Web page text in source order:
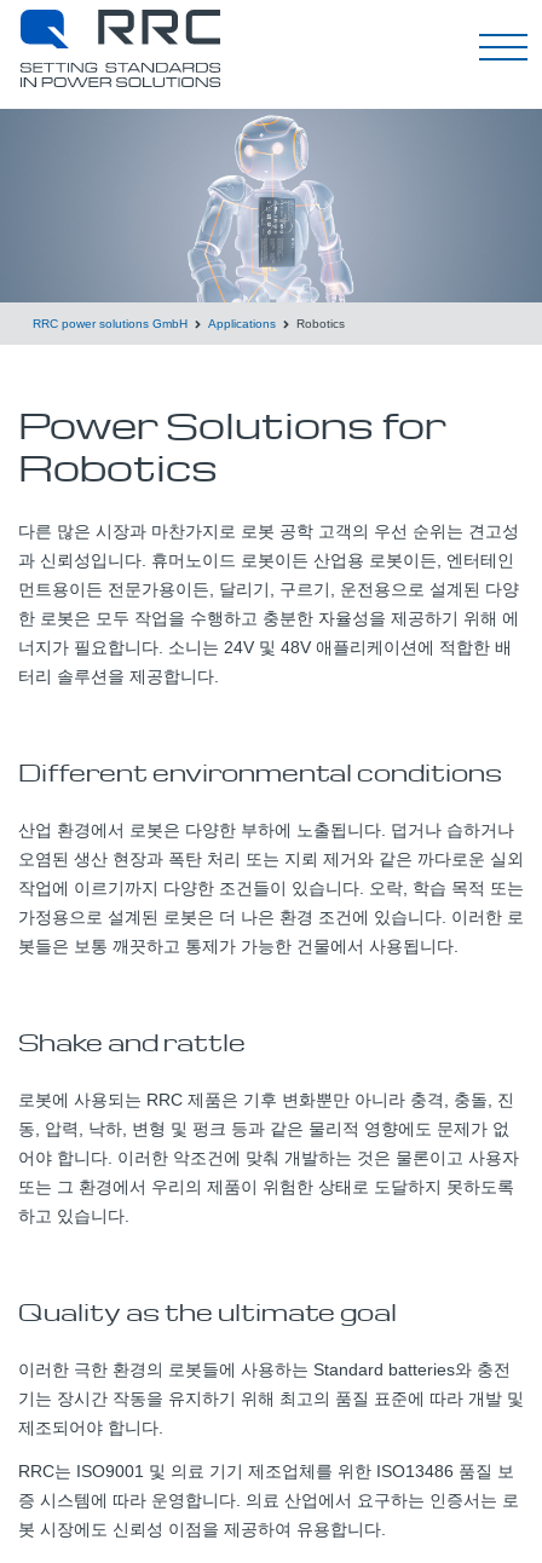
한국어
RRC power solutions GmbH Applications Robotics
Power Solutions for
Robotics
다른 많은 시장과 마찬가지로 로봇 공학 고객의 우선 순위는 견고성
과 신뢰성입니다. 휴머노이드 로봇이든 산업용 로봇이든, 엔터테인
먼트용이든 전문가용이든, 달리기, 구르기, 운전용으로 설계된 다양
한 로봇은 모두 작업을 수행하고 충분한 자율성을 제공하기 위해 에
너지가 필요합니다. 소니는 24V 및 48V 애플리케이션에 적합한 배
터리 솔루션을 제공합니다.
Different environmental conditions
산업 환경에서 로봇은 다양한 부하에 노출됩니다. 덥거나 습하거나
오염된 생산 현장과 폭탄 처리 또는 지뢰 제거와 같은 까다로운 실외
작업에 이르기까지 다양한 조건들이 있습니다. 오락, 학습 목적 또는
가정용으로 설계된 로봇은 더 나은 환경 조건에 있습니다. 이러한 로
봇들은 보통 깨끗하고 통제가 가능한 건물에서 사용됩니다.
Shake and rattle
로봇에 사용되는 RRC 제품은 기후 변화뿐만 아니라 충격, 충돌, 진
동, 압력, 낙하, 변형 및 펑크 등과 같은 물리적 영향에도 문제가 없
어야 합니다. 이러한 악조건에 맞춰 개발하는 것은 물론이고 사용자
또는 그 환경에서 우리의 제품이 위험한 상태로 도달하지 못하도록
하고 있습니다.
Quality as the ultimate goal
이러한 극한 환경의 로봇들에 사용하는 Standard batteries와 충전
기는 장시간 작동을 유지하기 위해 최고의 품질 표준에 따라 개발 및
제조되어야 합니다.
RRC는 ISO9001 및 의료 기기 제조업체를 위한 ISO13486 품질 보
증 시스템에 따라 운영합니다. 의료 산업에서 요구하는 인증서는 로
봇 시장에도 신뢰성 이점을 제공하여 유용합니다.